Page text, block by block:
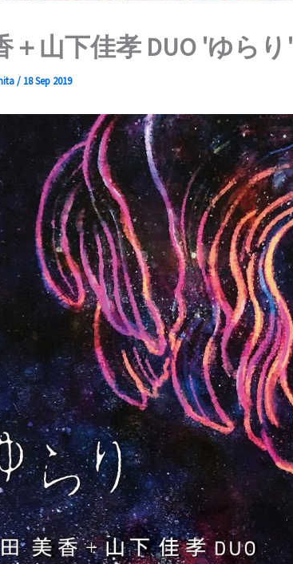
＋山下佳孝 DUO 'ゆらり'
/ 18 Sep 2019